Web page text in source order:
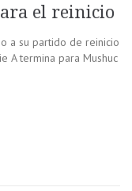
el reinicio
a su partido de reinicio
A termina para Mushuc